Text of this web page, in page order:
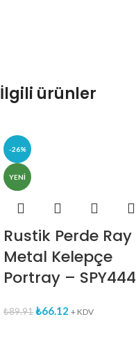
İlgili ürünler
-26%
YENI
Rustik Perde Ray
Metal Kelepçe
Portray – SPY444
₺89.91₺66.12 + KDV